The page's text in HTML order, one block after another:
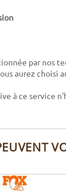
par nos
aurez choisi
à ce service